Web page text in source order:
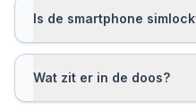
Is de smartphone
Wat zit er in de doos?